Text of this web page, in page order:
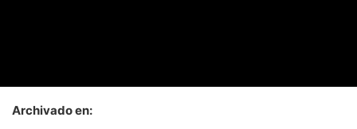
Archivado en: